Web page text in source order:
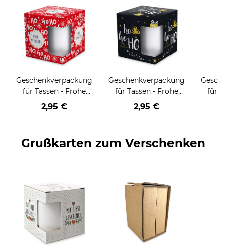
Geschenkverpackung
für Tassen - Frohe
Weihnachten - HO
HO HO - rot
2,95 €
Geschenkverpackung
für Tassen - Frohe
Weihnachten - HO
HO HO - schwarz
2,95 €
für
Grußkarten zum Verschenken